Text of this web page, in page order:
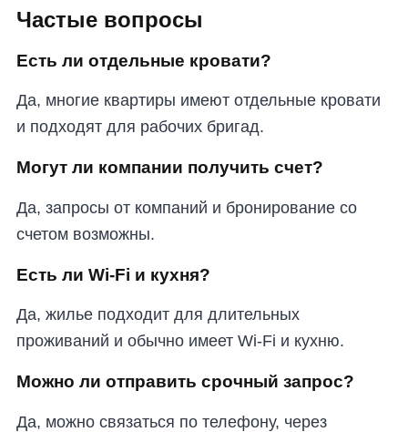
Частые вопросы
Есть ли отдельные кровати?
Да, многие квартиры имеют отдельные кровати
и подходят для рабочих бригад.
Могут ли компании получить счет?
Да, запросы от компаний и бронирование со
счетом возможны.
Есть ли Wi-Fi и кухня?
Да, жилье подходит для длительных
проживаний и обычно имеет Wi-Fi и кухню.
Можно ли отправить срочный запрос?
Да, можно связаться по телефону, через